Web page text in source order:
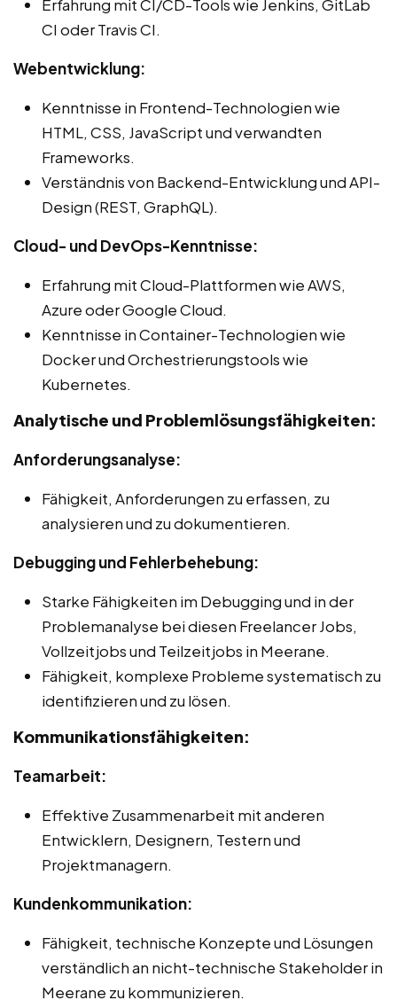
Erfahrung mit CI/CD-Tools wie Jenkins, GitLab
CI oder Travis CI.
Webentwicklung:
Kenntnisse in Frontend-Technologien wie
HTML, CSS, JavaScript und verwandten
Frameworks.
Verständnis von Backend-Entwicklung und API-
Design (REST, GraphQL).
Cloud- und DevOps-Kenntnisse:
Erfahrung mit Cloud-Plattformen wie AWS,
Azure oder Google Cloud.
Kenntnisse in Container-Technologien wie
Docker und Orchestrierungstools wie
Kubernetes.
Analytische und Problemlösungsfähigkeiten:
Anforderungsanalyse:
Fähigkeit, Anforderungen zu erfassen, zu
analysieren und zu dokumentieren.
Debugging und Fehlerbehebung:
Starke Fähigkeiten im Debugging und in der
Problemanalyse bei diesen Freelancer Jobs,
Vollzeitjobs und Teilzeitjobs in Meerane.
Fähigkeit, komplexe Probleme systematisch zu
identifizieren und zu lösen.
Kommunikationsfähigkeiten:
Teamarbeit:
Effektive Zusammenarbeit mit anderen
Entwicklern, Designern, Testern und
Projektmanagern.
Kundenkommunikation:
Fähigkeit, technische Konzepte und Lösungen
verständlich an nicht-technische Stakeholder in
Meerane zu kommunizieren.